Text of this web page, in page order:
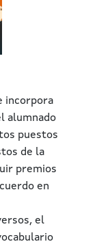
incorpora
alumnado
puestos
de la
premios
en
el